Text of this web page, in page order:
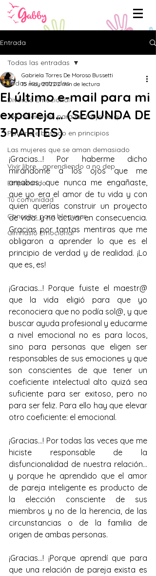
Entrada
Todas las entradas
Divorcio Emocional
365 reflexiones para las mujeres qu
Paternaje basado en principios
Las mujeres que se aman demasiado
Vivir libre... aprendiendo a no dep
Empezando
Tu comunidad
Consejos para bloguear
Gimnasio Emocional
Todas las entradas
El último e-mail para mi
expareja… (SEGUNDA DE
3 PARTES)
Gabriela Torres De Moroso Bussetti
15 may 2022 2 min de lectura
¡Gracias...! Por haberme dicho
mirándome a los ojos que me
amabas, que nunca me engañaste,
que yo era el amor de tu vida y con
quien querías construir un proyecto
de vida...y no actuar en consecuencia.
Gracias por tantas mentiras que me
obligaron a aprender lo que es el
principio de verdad y de realidad. ¡Lo
que es, es!
¡Gracias...! Porque fuiste el maestr@
que la vida eligió para que yo
reconociera que no podía sol@, y que
buscar ayuda profesional y educarme
a nivel emocional no es para locos,
sino para personas que eligen ser
responsables de sus emociones y que
son conscientes de que tener un
coeficiente intelectual alto quizá sea
suficiente para ser exitoso, pero no
para ser feliz. Para ello hay que elevar
otro coeficiente: el emocional.
¡Gracias...! Por todas las veces que me
hiciste responsable de la
disfuncionalidad de nuestra relación…
y porque he aprendido que el amor
de pareja inteligente es producto de
la elección consciente de sus
miembros y no de la herencia, de las
circunstancias o de la familia de
origen de ambas personas.
¡Gracias...! ¡Porque aprendí que para
que una relación de pareja exista es